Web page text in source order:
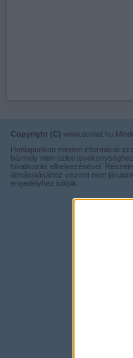
Copyright (C) www.eumet.hu
Honlapunkon minden információ
bármely nem üzleti
hivatkozás elhelyezésével.
átmásolásához viszont nem
engedélyhez kötjük.